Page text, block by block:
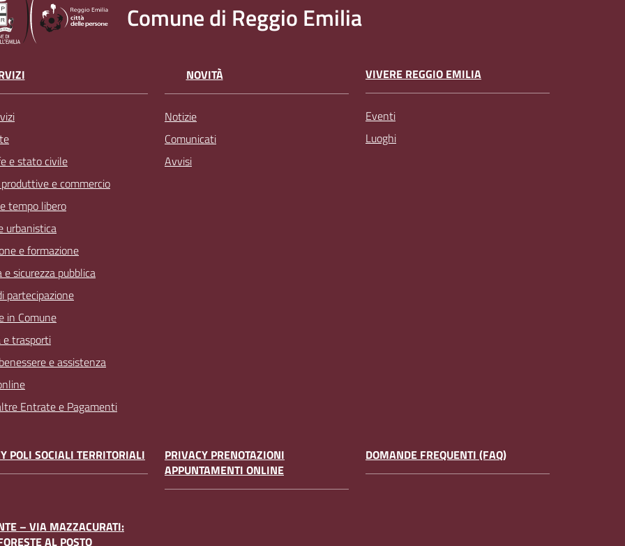
Comune di Reggio Emilia
e stato civile
e commercio
tempo libero
urbanistica
e formazione
e sicurezza pubblica
partecipazione
in Comune
e trasporti
e assistenza
Entrate e Pagamenti
NOVITÀ
Notizie
Comunicati
Avvisi
VIVERE REGGIO EMILIA
Eventi
Luoghi
POLI SOCIALI TERRITORIALI
PRIVACY PRENOTAZIONI
APPUNTAMENTI ONLINE
DOMANDE FREQUENTI (FAQ)
– VIA MAZZACURATI:
AL POSTO